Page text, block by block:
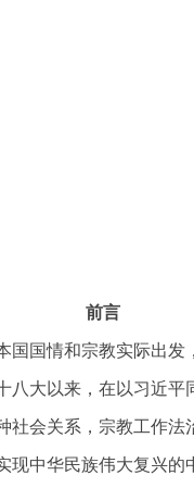
前言
国情和宗教实际出
大以来，在以习近
会关系，宗教工作
中华民族伟大复兴的